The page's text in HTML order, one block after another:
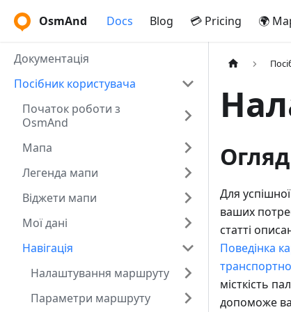
OsmAnd Docs Blog 💳 Pricing 🌍
Документація
Посібник користувача
Початок роботи з
OsmAnd
Мапа
Легенда мапи
Віджети мапи
Мої дані
Навігація
Налаштування маршруту
Параметри маршруту
Огляд
Для
ваших
статті
Поведінка
місткість
допоможе